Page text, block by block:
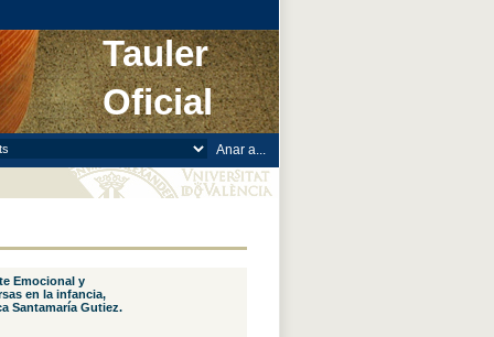
Tauler
Oficial
Emocional y
en la infancia,
Santamaría Gutiez.